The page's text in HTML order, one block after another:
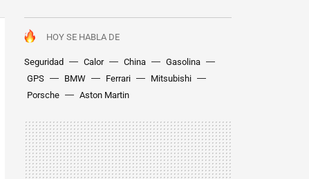
HOY SE HABLA DE
Seguridad Calor China
Gasolina
GPS
BMW Ferrari
Mitsubishi
Porsche
Aston Martin